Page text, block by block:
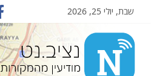
שבת, יולי 25, 2026
Nziv.net
מודיעין